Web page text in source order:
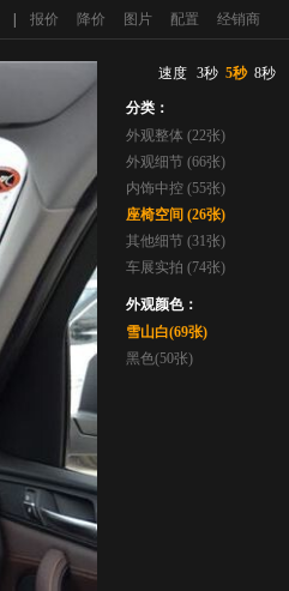
报价 降价 图片 配置 经销商
速度 3秒 5秒 8秒
分类：
外观整体 (22张)
外观细节 (66张)
内饰中控 (55张)
座椅空间 (26张)
其他细节 (31张)
车展实拍 (74张)
外观颜色：
雪山白(69张)
黑色(50张)